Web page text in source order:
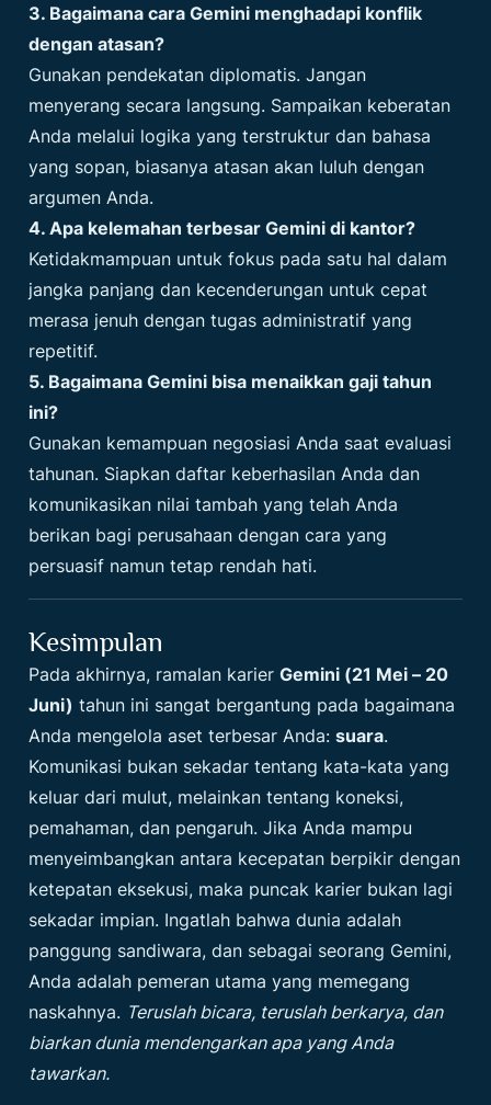
3. Bagaimana cara Gemini menghadapi konflik
dengan atasan?
Gunakan pendekatan diplomatis. Jangan
menyerang secara langsung. Sampaikan keberatan
Anda melalui logika yang terstruktur dan bahasa
yang sopan, biasanya atasan akan luluh dengan
argumen Anda.
4. Apa kelemahan terbesar Gemini di kantor?
Ketidakmampuan untuk fokus pada satu hal dalam
jangka panjang dan kecenderungan untuk cepat
merasa jenuh dengan tugas administratif yang
repetitif.
5. Bagaimana Gemini bisa menaikkan gaji tahun
ini?
Gunakan kemampuan negosiasi Anda saat evaluasi
tahunan. Siapkan daftar keberhasilan Anda dan
komunikasikan nilai tambah yang telah Anda
berikan bagi perusahaan dengan cara yang
persuasif namun tetap rendah hati.
Kesimpulan
Pada akhirnya, ramalan karierGemini (21 Mei – 20
Juni) tahun ini sangat bergantung pada bagaimana
Anda mengelola aset terbesar Anda:suara.
Komunikasi bukan sekadar tentang kata-kata yang
keluar dari mulut, melainkan tentang koneksi,
pemahaman, dan pengaruh. Jika Anda mampu
menyeimbangkan antara kecepatan berpikir dengan
ketepatan eksekusi, maka puncak karier bukan lagi
sekadar impian. Ingatlah bahwa dunia adalah
panggung sandiwara, dan sebagai seorang Gemini,
Anda adalah pemeran utama yang memegang
naskahnya. Teruslah bicara, teruslah berkarya, dan
biarkan dunia mendengarkan apa yang Anda
tawarkan.